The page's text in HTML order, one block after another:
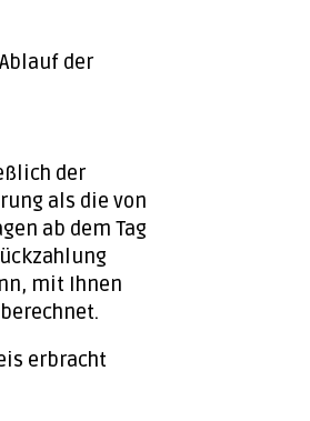
der
der
als die von
ab dem Tag
mit Ihnen
erbracht